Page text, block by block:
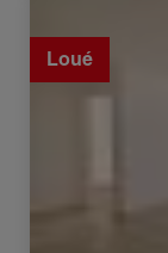
70 m²
Loué